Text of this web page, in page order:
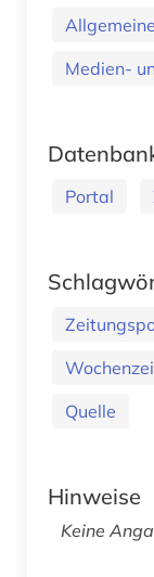
Medien-
Portal
Quelle
Hinweise
Keine